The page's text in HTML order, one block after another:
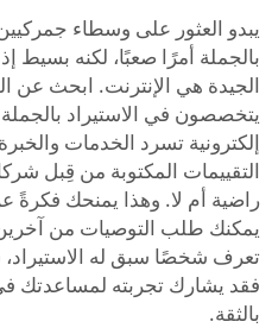
يبدو العثور على وسطاء
بالجملة أمرًا صعبًا، لكنه بسيط
الجيدة هي الإنترنت. ابحث عن
يتخصصون في الاستيراد
إلكترونية تسرد الخدمات
التقييمات المكتوبة من قِبل
راضية أم لا. وهذا يمنحك فكرةً
يمكنك طلب التوصيات من
تعرف شخصًا سبق له
فقد يشارك تجربته لمساعدتك
بالثقة.